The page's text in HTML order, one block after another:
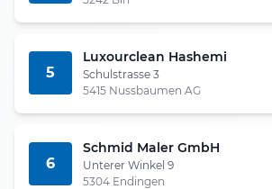
5
Luxourclean Hashemi
Schulstrasse 3
5415 Nussbaumen AG
6
Schmid Maler GmbH
Unterer Winkel 9
5304 Endingen